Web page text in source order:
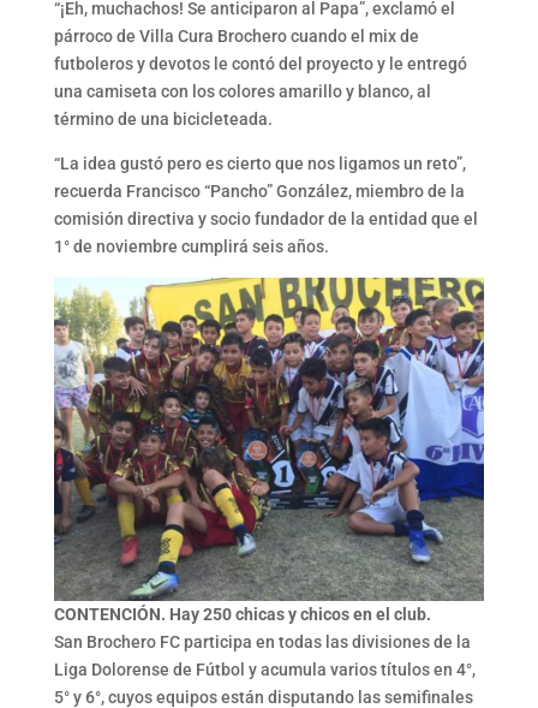
“¡Eh, muchachos! Se anticiparon al Papa”, exclamó el
párroco de Villa Cura Brochero cuando el mix de
futboleros y devotos le contó del proyecto y le entregó
una camiseta con los colores amarillo y blanco, al
término de una bicicleteada.
“La idea gustó pero es cierto que nos ligamos un reto”,
recuerda Francisco “Pancho” González, miembro de la
comisión directiva y socio fundador de la entidad que el
1° de noviembre cumplirá seis años.
CONTENCIÓN. Hay 250 chicas y chicos en el club.
San Brochero FC participa en todas las divisiones de la
Liga Dolorense de Fútbol y acumula varios títulos en 4°,
5° y 6°, cuyos equipos están disputando las semifinales